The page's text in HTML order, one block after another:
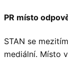
PR místo
STAN se
mediální. Místo